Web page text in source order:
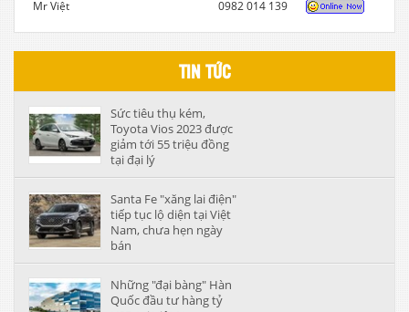
Mr Việt
0982 014 139
TIN TỨC
Sức tiêu thụ kém,
Toyota Vios 2023 được
giảm tới 55 triệu đồng
tại đại lý
Santa Fe "xăng lai điện"
tiếp tục lộ diện tại Việt
Nam, chưa hẹn ngày
bán
Những "đại bàng" Hàn
Quốc đầu tư hàng tỷ